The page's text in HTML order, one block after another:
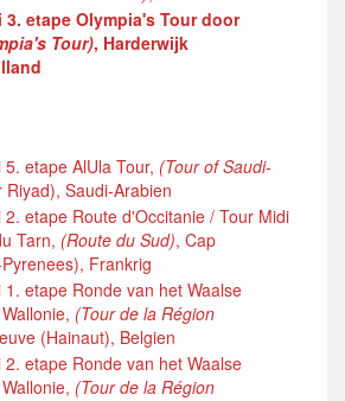
3. etape Olympia's Tour door
Tour), Harderwijk
etape AlUla Tour, (Tour of Saudi-
Riyad), Saudi-Arabien
etape Route d'Occitanie / Tour Midi
Tarn, (Route du Sud), Cap
Frankrig
etape Ronde van het Waalse
(Tour de la Région
(Hainaut), Belgien
etape Ronde van het Waalse
(Tour de la Région